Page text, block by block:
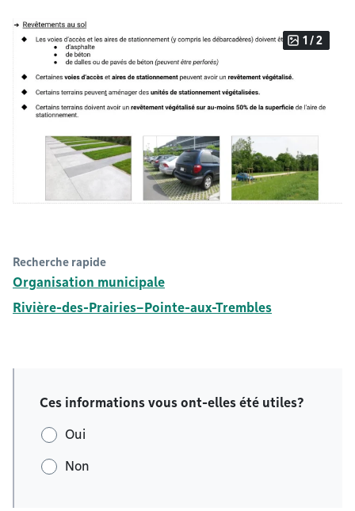
1 / 2
Recherche rapide
Organisation municipale
Rivière-des-Prairies–Pointe-aux-Trembles
Ces informations vous ont-elles été utiles?
Oui
Non